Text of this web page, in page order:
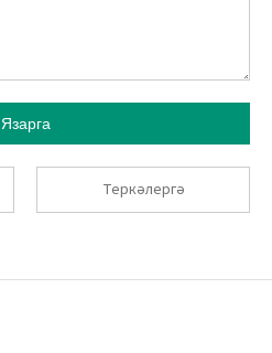
Язарга
Теркәлергә